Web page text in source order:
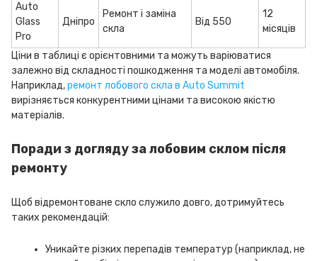
Auto
Glass
Pro
Дніпро
Ремонт і заміна
скла
Від 550
12
місяців
Ціни в таблиці є орієнтовними та можуть варіюватися
залежно від складності пошкодження та моделі автомобіля.
Наприклад,ремонт лобового скла в Auto Summit
вирізняється конкурентними цінами та високою якістю
матеріалів.
Поради з догляду за лобовим склом після
ремонту
Щоб відремонтоване скло служило довго, дотримуйтесь
таких рекомендацій:
Уникайте різких перепадів температур (наприклад, не